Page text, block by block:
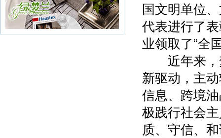
国文明单位
代表进行了
业领取了“全
近年来，
新驱动，主
信息、跨境
极践行社会
质、守信、